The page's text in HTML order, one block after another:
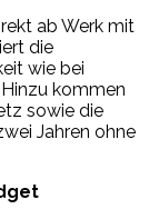
ab Werk mit
die
wie bei
kommen
sowie die
Jahren ohne